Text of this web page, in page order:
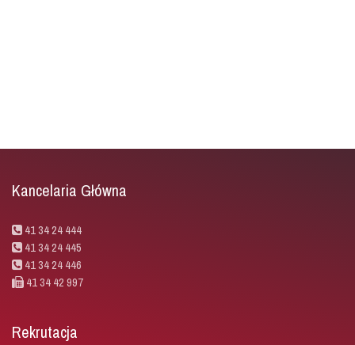
Kancelaria Główna
41 34 24 444
41 34 24 445
41 34 24 446
41 34 42 997
Rekrutacja